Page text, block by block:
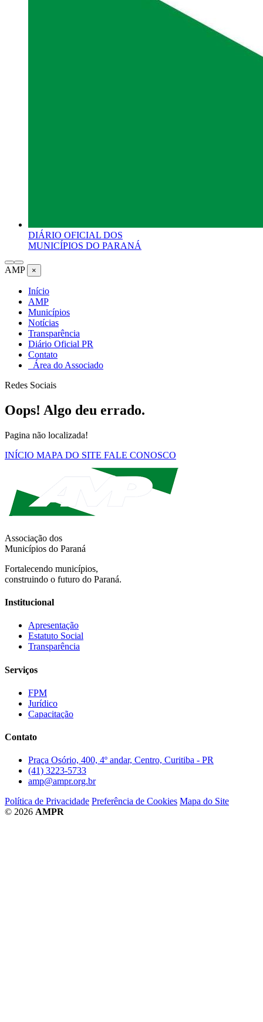
DIÁRIO OFICIAL DOS
MUNICÍPIOS DO PARANÁ
AMP ×
Início
AMP
Municípios
Notícias
Transparência
Diário Oficial PR
Contato
Área do Associado
Redes Sociais
Oops! Algo deu errado.
Pagina não localizada!
INÍCIO MAPA DO SITE FALE CONOSCO
Associação dos
Municípios do Paraná
Fortalecendo municípios,
construindo o futuro do Paraná.
Institucional
Apresentação
Estatuto Social
Transparência
Serviços
FPM
Jurídico
Capacitação
Contato
Praça Osório, 400, 4º andar, Centro, Curitiba - PR
(41) 3223-5733
amp@ampr.org.br
Política de Privacidade Preferência de Cookies Mapa do Site
© 2026 AMPR